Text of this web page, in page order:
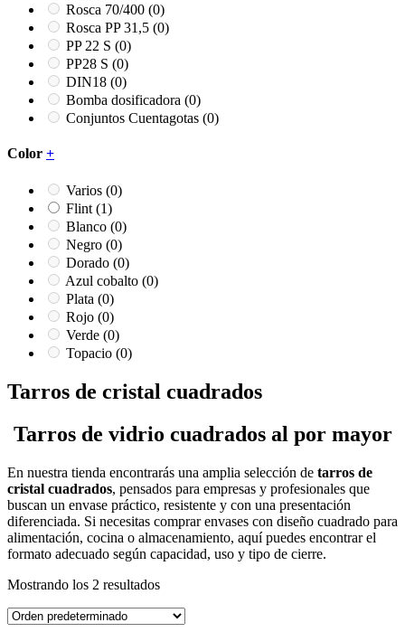
Rosca 70/400 (0)
Rosca PP 31,5 (0)
PP 22 S (0)
PP28 S (0)
DIN18 (0)
Bomba dosificadora (0)
Conjuntos Cuentagotas (0)
Color +
Varios (0)
Flint (1)
Blanco (0)
Negro (0)
Dorado (0)
Azul cobalto (0)
Plata (0)
Rojo (0)
Verde (0)
Topacio (0)
Tarros de cristal cuadrados
Tarros de vidrio cuadrados al por mayor
En nuestra tienda encontrarás una amplia selección de tarros de
cristal cuadrados, pensados para empresas y profesionales que
buscan un envase práctico, resistente y con una presentación
diferenciada. Si necesitas comprar envases con diseño cuadrado para
alimentación, cocina o almacenamiento, aquí puedes encontrar el
formato adecuado según capacidad, uso y tipo de cierre.
Mostrando los 2 resultados